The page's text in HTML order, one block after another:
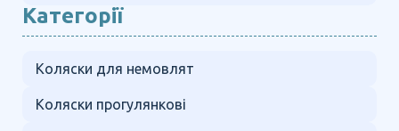
Категорії
Коляски для немовлят
Коляски прогулянкові